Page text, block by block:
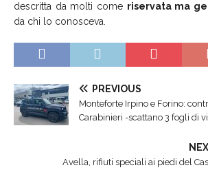
descritta da molti come riservata ma
da chi lo conosceva.
PREVIOUS
Monteforte Irpino e Forino:
Carabinieri -scattano 3 fogli di
Avella, rifiuti speciali ai piedi del